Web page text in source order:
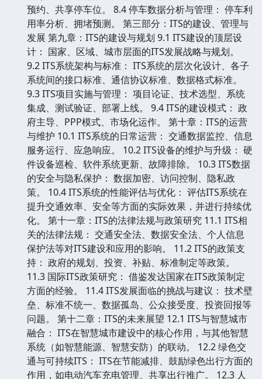
预约、共享停车位。 8.4 停车数据分析与管理： 停车利
用率分析、拥堵预测。 第三部分：ITS的建设、管理与
发展 第九章：ITS的建设与规划 9.1 ITS建设的顶层设
计： 国家、区域、城市层面的ITS发展战略与规划。
9.2 ITS系统架构与标准： ITS系统的层次化设计、各子
系统间的接口标准、通信协议标准、数据格式标准。
9.3 ITS项目实施与管理： 项目论证、技术选型、系统
集成、测试验证、部署上线。 9.4 ITS的建设模式： 政
府主导、PPP模式、市场化运作。 第十章：ITS的运营
与维护 10.1 ITS系统的日常运营： 交通数据监控、信息
服务运行、应急响应。 10.2 ITS设备的维护与升级： 硬
件设备巡检、软件系统更新、故障排除。 10.3 ITS数据
的安全与隐私保护： 数据加密、访问控制、隐私政
策。 10.4 ITS系统的性能评估与优化： 评估ITS系统在
提升交通效率、安全等方面的实际效果，并进行持续优
化。 第十一章：ITS的法律法规与政策研究 11.1 ITS相
关的法律法规： 交通安全法、数据安全法、个人信息
保护法等对ITS建设和应用的影响。 11.2 ITS的政策支
持： 政府的规划、投资、补贴、标准制定等政策。
11.3 国际ITS政策研究： 借鉴发达国家在ITS政策制定
方面的经验。 11.4 ITS发展面临的挑战与建议： 技术壁
垒、标准不统一、数据孤岛、公众接受度、投资回报等
问题。 第十二章：ITS的未来展望 12.1 ITS与智慧城市
融合： ITS在智慧城市建设中的核心作用，与其他智慧
系统（如智慧能源、智慧安防）的联动。 12.2 绿色交
通与可持续ITS： ITS在节能减排、鼓励绿色出行方面的
作用，如电动汽车充电管理、共享出行推广。 12.3 人